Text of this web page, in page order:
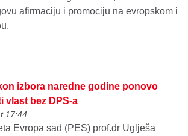
afirmaciju i promociju na evropskom i
izbora naredne godine ponovo
vlast bez DPS-a
17:44
Evropa sad (PES) prof.dr Uglješa